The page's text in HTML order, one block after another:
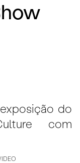
do
com